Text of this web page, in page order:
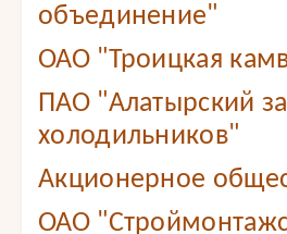
объединение"
ОАО "Троицкая
ПАО "Алатырский
холодильников"
Акционерное
ОАО